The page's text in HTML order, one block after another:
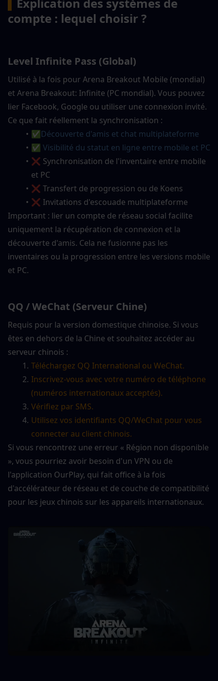
compte : lequel choisir ?
Level Infinite Pass (Global)
Utilisé à la fois pour Arena Breakout Mobile (mondial)
et Arena Breakout: Infinite (PC mondial). Vous pouvez
lier Facebook, Google ou utiliser une connexion invité.
Ce que fait réellement la synchronisation :
✅Découverte d'amis et chat multiplateforme
✅ Visibilité du statut en ligne entre mobile et PC
❌ Synchronisation de l'inventaire entre mobile
et PC
❌ Transfert de progression ou de Koens
❌ Invitations d'escouade multiplateforme
Important : lier un compte de réseau social facilite
uniquement la récupération de connexion et la
découverte d'amis. Cela ne fusionne pas les
inventaires ou la progression entre les versions mobile
et PC.
QQ / WeChat (Serveur Chine)
Requis pour la version domestique chinoise. Si vous
êtes en dehors de la Chine et souhaitez accéder au
serveur chinois :
Téléchargez QQ International ou WeChat.
Inscrivez-vous avec votre numéro de téléphone
(numéros internationaux acceptés).
Vérifiez par SMS.
Utilisez vos identifiants QQ/WeChat pour vous
connecter au client chinois.
Si vous rencontrez une erreur « Région non disponible
», vous pourriez avoir besoin d'un VPN ou de
l'application OurPlay, qui fait office à la fois
d'accélérateur de réseau et de couche de compatibilité
pour les jeux chinois sur les appareils internationaux.